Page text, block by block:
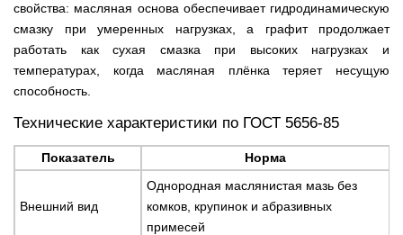
свойства: масляная основа обеспечивает гидродинамическую
смазку при умеренных нагрузках, а графит продолжает
работать как сухая смазка при высоких нагрузках и
температурах, когда масляная плёнка теряет несущую
способность.
Технические характеристики по ГОСТ 5656-85
Показатель Норма
Внешний вид
Однородная маслянистая мазь без
комков, крупинок и абразивных
примесей